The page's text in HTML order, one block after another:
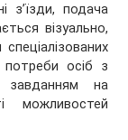
з’їзди, подача
візуально,
потреби осіб з
завданням на
можливостей